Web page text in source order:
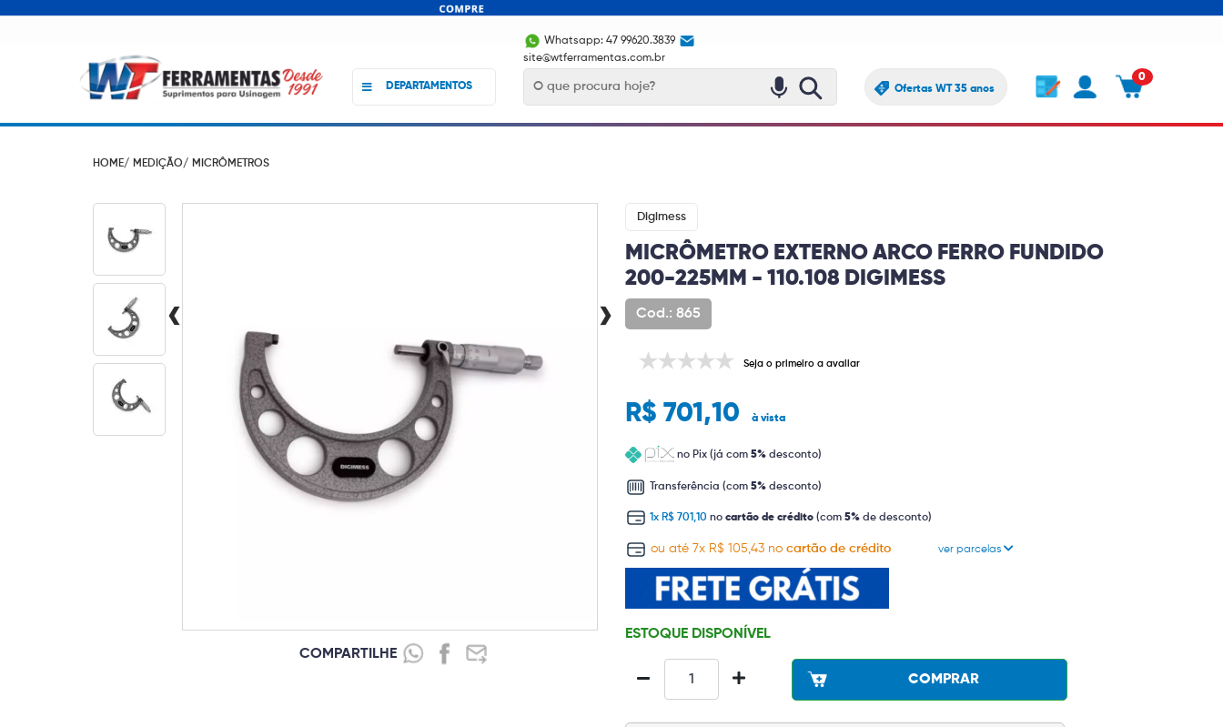
DEPARTAMENTOS
Whatsapp: 47 99620.3839
site@wtferramentas.com.br
Ofertas WT 35 anos
0
HOME/ MEDIÇÃO/ MICRÔMETROS
‹ ›
COMPARTILHE
Digimess
MICRÔMETRO EXTERNO ARCO FERRO FUNDIDO
200-225MM - 110.108 DIGIMESS
Cod.: 865
Seja o primeiro a avaliar
R$ 701,10 à vista
no Pix (já com 5% desconto)
Transferência (com 5% desconto)
1x R$ 701,10 no cartão de crédito (com 5% de desconto)
ou até 7x R$ 105,43 no cartão de crédito ver parcelas
ESTOQUE DISPONÍVEL
COMPRAR